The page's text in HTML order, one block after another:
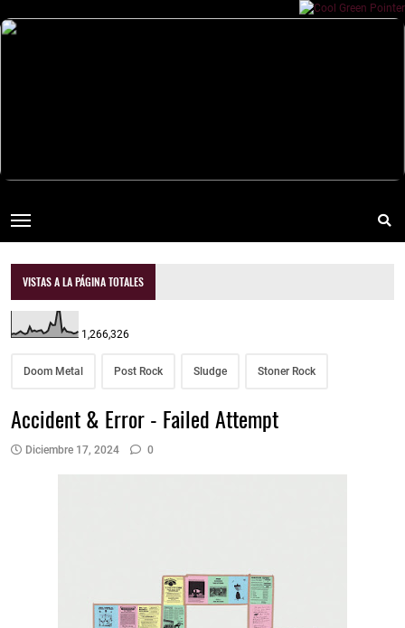
VISTAS A LA PÁGINA TOTALES
1,266,326
Doom Metal Post Rock Sludge Stoner Rock
Accident & Error - Failed Attempt
Diciembre 17, 2024 0